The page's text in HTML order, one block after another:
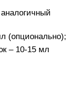
(опционально);
– 10-15 мл